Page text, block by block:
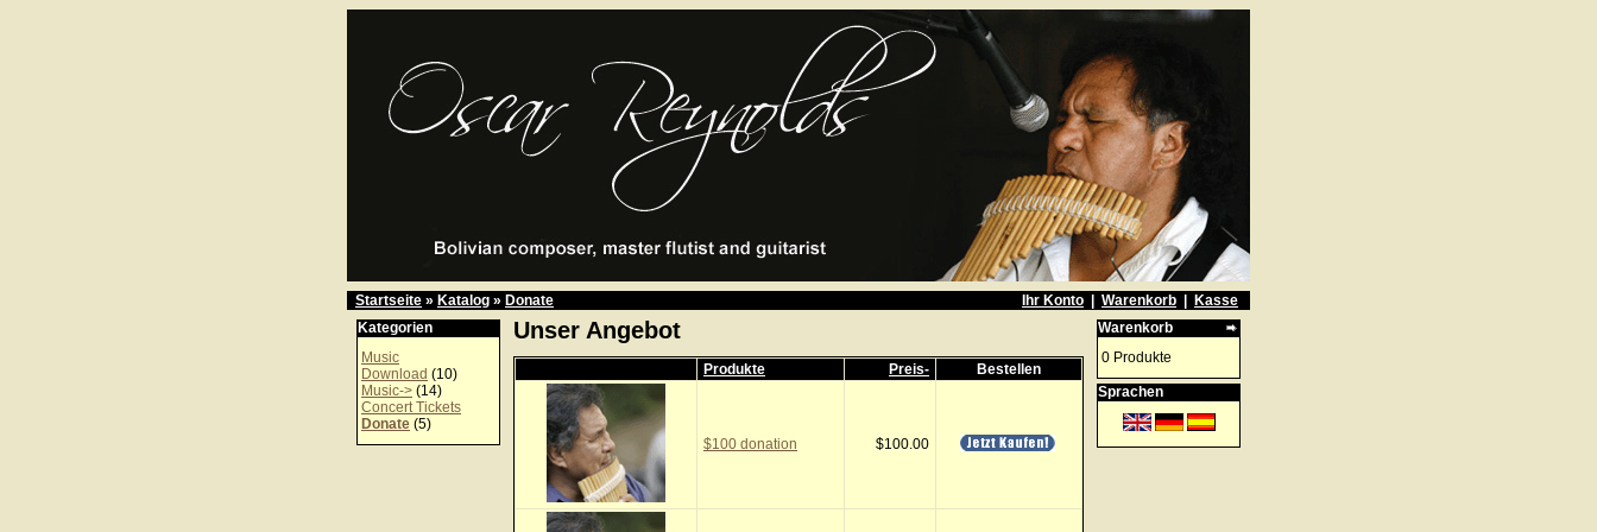
Startseite » Katalog » Donate Ihr Konto Warenkorb
Kasse
Kategorien
Music
Download (10)
Music-> (14)
Concert Tickets
Donate (5)
Unser Angebot
Produkte Preis- Bestellen
$100 donation $100.00
Warenkorb
0 Produkte
Sprachen